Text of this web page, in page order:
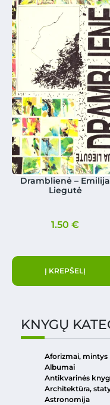
Dramblienė – Emilija
Liegutė
1.50€
Į KREPŠELĮ
KNYGŲ
Aforizmai, mintys
Albumai
Antikvarinės
Architektūra,
Astronomija